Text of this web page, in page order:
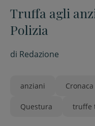
Truffa agli
Polizia
di Redazione
anziani Cronaca
Questura truffe